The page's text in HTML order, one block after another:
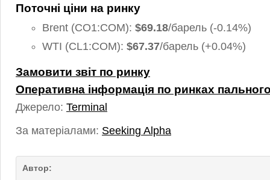
Поточні ціни на ринку
Brent (CO1:COM): $69.18/барель (-0.14%)
WTI (CL1:COM): $67.37/барель (+0.04%)
Замовити звіт по ринку
Оперативна інформація по ринках
Джерело: Terminal
За матеріалами: Seeking Alpha
Автор: